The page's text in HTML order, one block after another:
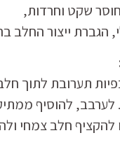
שקט וחרדות,
הגברת ייצור החלב
להוסיף 1-2 כפיות תערובת
להוסיף
חלב צמחי